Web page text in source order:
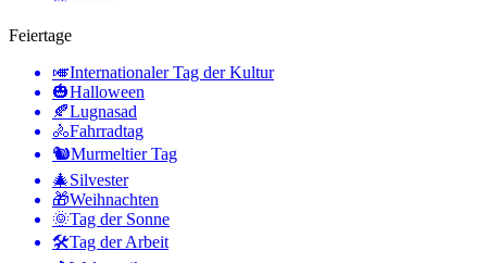
Feiertage
🎺Internationaler Tag der Kultur
🎃Halloween
🍂Lugnasad
🚴Fahrradtag
🐿Murmeltier Tag
🎄Silvester
🎁Weihnachten
🌞Tag der Sonne
🛠Tag der Arbeit